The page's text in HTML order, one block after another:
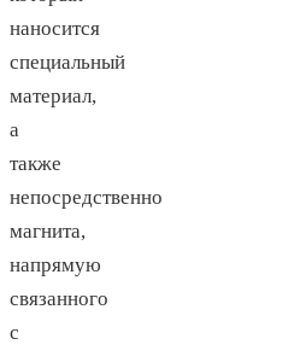
наносится
специальный
материал,
а
также
непосредственно
магнита,
напрямую
связанного
с